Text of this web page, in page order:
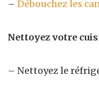
– Débouchez les
Nettoyez votre
– Nettoyez le